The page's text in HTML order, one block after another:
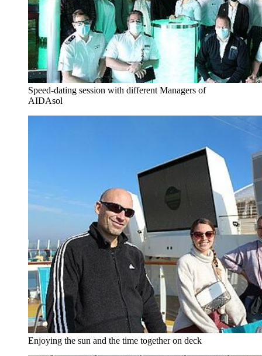
Speed-dating session with different Managers of
AIDAsol
Enjoying the sun and the time together on deck